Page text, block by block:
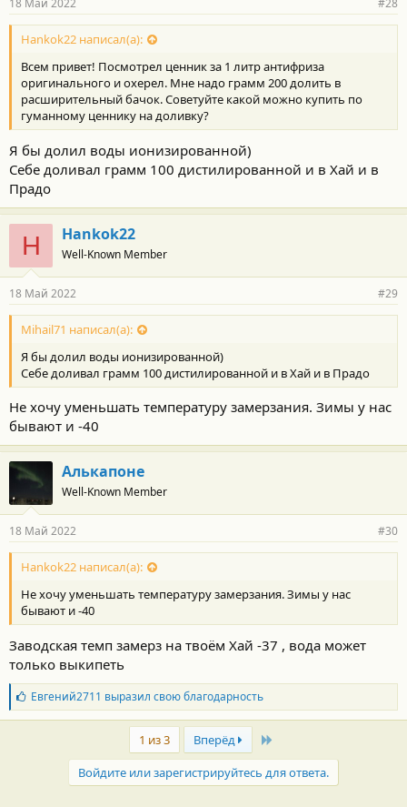
18 Май 2022 #28
Hankok22 написал(а):
Всем привет! Посмотрел ценник за 1 литр антифриза
оригинального и охерел. Мне надо грамм 200 долить в
расширительный бачок. Советуйте какой можно купить по
гуманному ценнику на доливку?
Я бы долил воды ионизированной)
Себе доливал грамм 100 дистилированной и в Хай и в
Прадо
H Hankok22
Well-Known Member
18 Май 2022 #29
Mihail71 написал(а):
Я бы долил воды ионизированной)
Себе доливал грамм 100 дистилированной и в Хай и в Прадо
Не хочу уменьшать температуру замерзания. Зимы у нас
бывают и -40
Алькапоне
Well-Known Member
18 Май 2022 #30
Hankok22 написал(а):
Не хочу уменьшать температуру замерзания. Зимы у нас
бывают и -40
Заводская темп замерз на твоём Хай -37 , вода может
только выкипеть
Б
л
а
Евгений2711 выразил свою благодарность
1 из 3 Вперёд Last
Войдите или зарегистрируйтесь для ответа.